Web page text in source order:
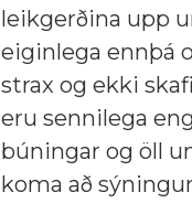
leikgerðina upp
eiginlega ennþá
strax og ekki
eru sennilega
búningar og öll
koma að